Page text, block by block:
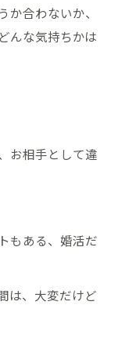
か合わないか、
んな気持ちかは
お相手として違
もある、婚活だ
は、大変だけど